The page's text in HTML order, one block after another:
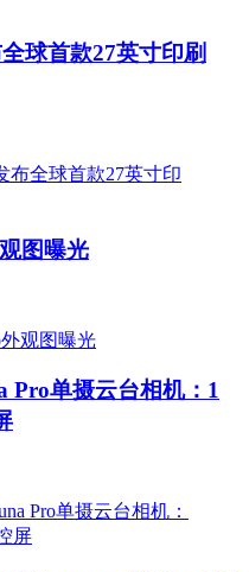
球首款27英寸印刷
图曝光
Pro单摄云台相机：1